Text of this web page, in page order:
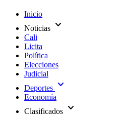
Inicio
Noticias expand_more
Cali
Licita
Política
Elecciones
Judicial
Deportes expand_more
Economía
Clasificados expand_more